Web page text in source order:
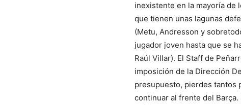
inexistente en la mayoría de
que tienen unas lagunas
(Metu, Andresson y
jugador joven hasta que se
Raúl Villar). El Staff de
imposición de la Dirección
presupuesto, pierdes tantos
continuar al frente del